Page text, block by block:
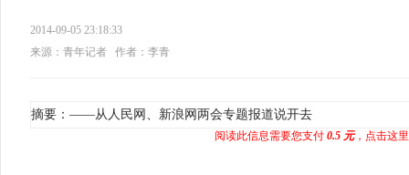
2014-09-05 23:18:33
来源：青年记者
作者：李青
摘要：——从人民网、新浪网两会专题报道说开去
阅读此信息需要您支付 0.5 元，点击这